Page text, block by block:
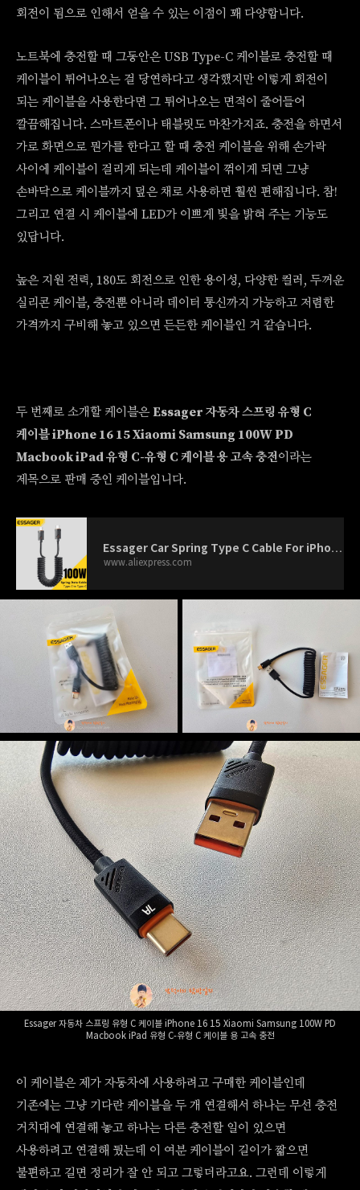
회전이 됨으로 인해서 얻을 수 있는 이점이 꽤 다양합니다.
노트북에 충전할 때 그동안은 USB Type-C 케이블로 충전할 때
케이블이 튀어나오는 걸 당연하다고 생각했지만 이렇게 회전이
되는 케이블을 사용한다면 그 튀어나오는 면적이 줄어들어
깔끔해집니다. 스마트폰이나 태블릿도 마찬가지죠. 충전을 하면서
가로 화면으로 뭔가를 한다고 할 때 충전 케이블을 위해 손가락
사이에 케이블이 걸리게 되는데 케이블이 꺾이게 되면 그냥
손바닥으로 케이블까지 덮은 채로 사용하면 훨씬 편해집니다. 참!
그리고 연결 시 케이블에 LED가 이쁘게 빛을 밝혀 주는 기능도
있답니다.
높은 지원 전력, 180도 회전으로 인한 용이성, 다양한 컬러, 두꺼운
실리콘 케이블, 충전뿐 아니라 데이터 통신까지 가능하고 저렴한
가격까지 구비해 놓고 있으면 든든한 케이블인 거 같습니다.
두 번째로 소개할 케이블은 Essager 자동차 스프링 유형 C
케이블 iPhone 16 15 Xiaomi Samsung 100W PD
Macbook iPad 유형 C-유형 C 케이블 용 고속 충전이라는
제목으로 판매 중인 케이블입니다.
Essager Car Spring Type C Cable For iPhone 16 15 Xiaomi Samsung 100W PD Fast Charging For Macbook iPad Type C to Type C Cable -
www.aliexpress.com
Essager 자동차 스프링 유형 C 케이블 iPhone 16 15 Xiaomi Samsung 100W PD
Macbook iPad 유형 C-유형 C 케이블 용 고속 충전
이 케이블은 제가 자동차에 사용하려고 구매한 케이블인데
기존에는 그냥 기다란 케이블을 두 개 연결해서 하나는 무선 충전
거치대에 연결해 놓고 하나는 다른 충전할 일이 있으면
사용하려고 연결해 뒀는데 이 여분 케이블이 길이가 짧으면
불편하고 길면 정리가 잘 안 되고 그렇더라고요. 그런데 이렇게